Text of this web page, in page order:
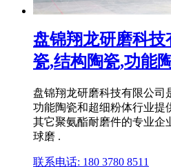
盘锦翔龙研磨科
瓷,结构陶瓷,功能
盘锦翔龙研磨科技有限公司
功能陶瓷和超细粉体行业提
其它聚氨酯耐磨件的专业企
球磨 .
联系电话: 180 3780 8511